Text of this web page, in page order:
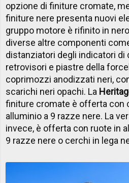
opzione di finiture cromate,
finiture nere presenta nuovi
gruppo motore è rifinito in
diverse altre componenti
distanziatori degli indicatori
retrovisori e piastre della
coprimozzi anodizzati neri,
scarichi neri opachi. La
finiture cromate è offerta con
alluminio a 9 razze nere. La
invece, è offerta con ruote in
9 razze nere o cerchi in lega